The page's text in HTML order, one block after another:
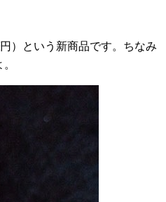
円）という新商品です。ちなみ